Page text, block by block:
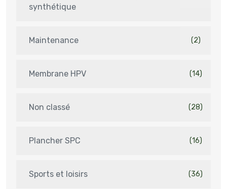
synthétique
Maintenance (2)
Membrane HPV (14)
Non classé (28)
Plancher SPC (16)
Sports et loisirs (36)